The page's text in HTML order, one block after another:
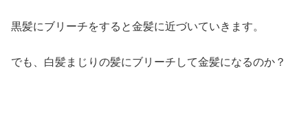
黒髪にブリーチをすると金髪に近づいていきます。
でも、白髪まじりの髪にブリーチして金髪になるのか？